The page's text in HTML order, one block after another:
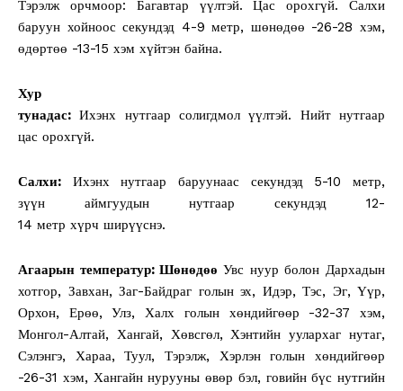
Тэрэлж орчмоор: Багавтар үүлтэй. Цас орохгүй. Салхи
баруун хойноос секундэд 4-9 метр, шөнөдөө -26-28 хэм,
өдөртөө -13-15 хэм хүйтэн байна.
Хур
тунадас: Ихэнх нутгаар солигдмол үүлтэй. Нийт нутгаар
цас орохгүй.
Салхи: Ихэнх нутгаар баруунаас секундэд 5-10 метр,
зүүн аймгуудын нутгаар секундэд 12-
14 метр хүрч ширүүснэ.
Агаарын температур: Шөнөдөө Увс нуур болон Дархадын
хотгор, Завхан, Заг-Байдраг голын эх, Идэр, Тэс, Эг, Үүр,
Орхон, Ерөө, Улз, Халх голын хөндийгөөр -32-37 хэм,
Монгол-Алтай, Хангай, Хөвсгөл, Хэнтийн уулархаг нутаг,
Сэлэнгэ, Хараа, Туул, Тэрэлж, Хэрлэн голын хөндийгөөр
-26-31 хэм, Хангайн нурууны өвөр бэл, говийн бүс нутгийн